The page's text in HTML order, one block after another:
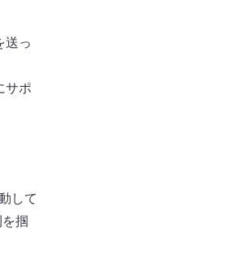
送っ
サポ
して
掴